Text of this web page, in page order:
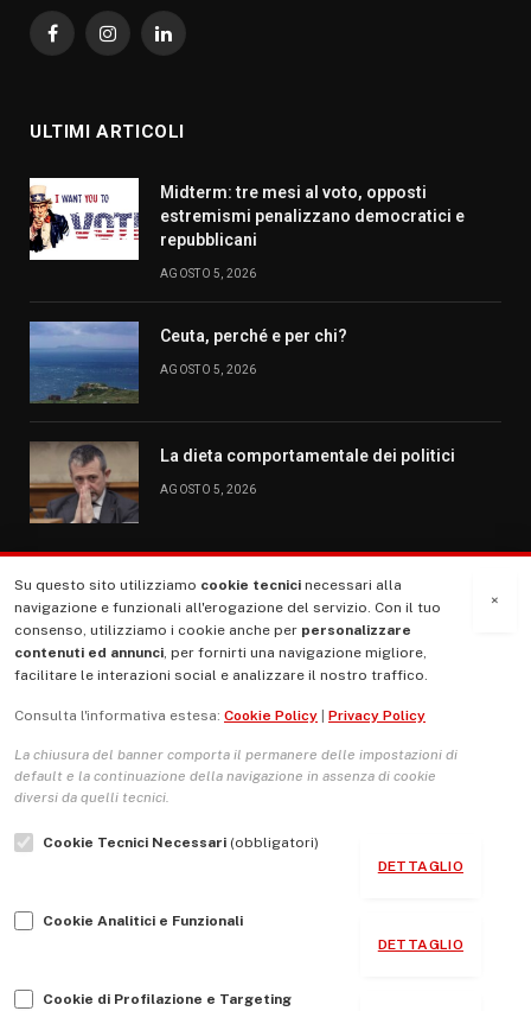
FacebookInstagramLinkedIn
ULTIMI ARTICOLI
Midterm: tre mesi al voto, opposti
estremismi penalizzano democratici e
repubblicani
AGOSTO 5, 2026
Ceuta, perché e per chi?
AGOSTO 5, 2026
La dieta comportamentale dei politici
AGOSTO 5, 2026
MENU
La Nostra Storia
Le Copertine
L’Associazione
Indirizzo Socio Politico Culturale
Guida per le autrici e gli autori
×
Su questo sito utilizziamo cookie tecnici necessari alla
navigazione e funzionali all'erogazione del servizio. Con il tuo
consenso, utilizziamo i cookie anche per personalizzare
contenuti ed annunci, per fornirti una navigazione migliore,
facilitare le interazioni social e analizzare il nostro traffico.
Consulta l'informativa estesa: Cookie Policy Privacy Policy
La chiusura del banner comporta il permanere delle impostazioni di
default e la continuazione della navigazione in assenza di cookie
diversi da quelli tecnici.
Cookie Tecnici Necessari (obbligatori)
DETTAGLIO
Cookie Analitici e Funzionali
DETTAGLIO
Cookie di Profilazione e Targeting